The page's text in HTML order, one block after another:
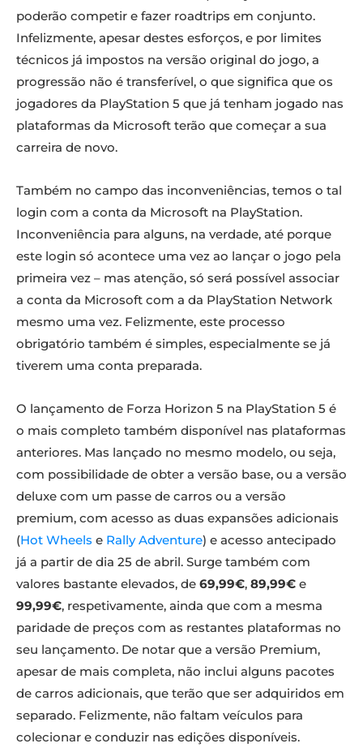
poderão competir e fazer roadtrips em conjunto.
Infelizmente, apesar destes esforços, e por limites
técnicos já impostos na versão original do jogo, a
progressão não é transferível, o que significa que os
jogadores da PlayStation 5 que já tenham jogado nas
plataformas da Microsoft terão que começar a sua
carreira de novo.
Também no campo das inconveniências, temos o tal
login com a conta da Microsoft na PlayStation.
Inconveniência para alguns, na verdade, até porque
este login só acontece uma vez ao lançar o jogo pela
primeira vez – mas atenção, só será possível associar
a conta da Microsoft com a da PlayStation Network
mesmo uma vez. Felizmente, este processo
obrigatório também é simples, especialmente se já
tiverem uma conta preparada.
O lançamento de Forza Horizon 5 na PlayStation 5 é
o mais completo também disponível nas plataformas
anteriores. Mas lançado no mesmo modelo, ou seja,
com possibilidade de obter a versão base, ou a versão
deluxe com um passe de carros ou a versão
premium, com acesso as duas expansões adicionais
(Hot Wheels e Rally Adventure) e acesso antecipado
já a partir de dia 25 de abril. Surge também com
valores bastante elevados, de 69,99€, 89,99€ e
99,99€, respetivamente, ainda que com a mesma
paridade de preços com as restantes plataformas no
seu lançamento. De notar que a versão Premium,
apesar de mais completa, não inclui alguns pacotes
de carros adicionais, que terão que ser adquiridos em
separado. Felizmente, não faltam veículos para
colecionar e conduzir nas edições disponíveis.